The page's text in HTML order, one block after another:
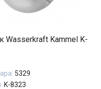
Wasserkraft Kammel K-
5329
K-8323